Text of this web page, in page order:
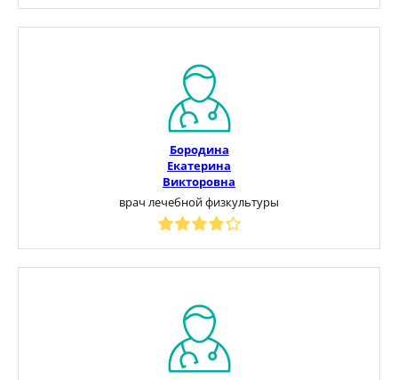
Бородина
Екатерина
Викторовна
врач лечебной физкультуры